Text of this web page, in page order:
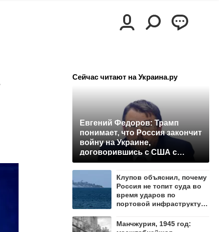
Сейчас читают на Украина.ру
Евгений Федоров: Трамп
понимает, что Россия закончит
войну на Украине,
договорившись с США с
позиции силы
Клупов объяснил, почему
Россия не топит суда во
время ударов по
портовой инфраструктуре
Манчжурия, 1945 год: